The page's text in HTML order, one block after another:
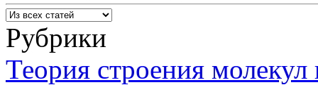
Рубрики
Теория строения